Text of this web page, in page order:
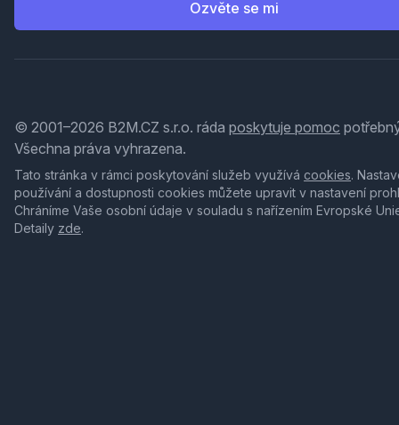
Ozvěte se mi
© 2001–2026 B2M.CZ s.r.o. ráda poskytuje pomoc
Všechna práva vyhrazena.
Tato stránka v rámci poskytování služeb využívá cookies.
používání a dostupnosti cookies můžete upravit v nastavení
Chráníme Vaše osobní údaje v souladu s nařízením Evropské
Detaily zde.